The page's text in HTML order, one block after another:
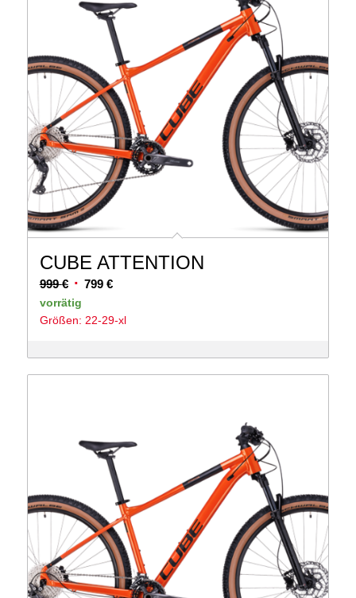
CUBE ATTENTION
999€ Ursprünglicher
Preis
war:
799 €Aktueller
ist:
vorrätig
Größen: 22-29-xl